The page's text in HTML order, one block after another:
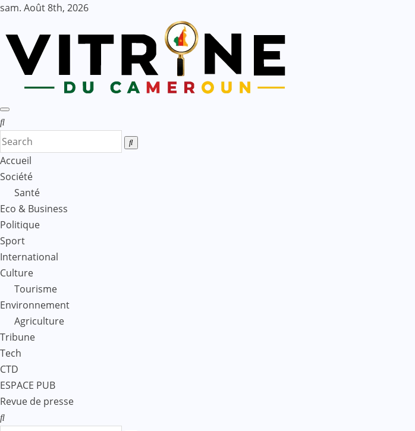
Skip
content
sam. Août 8th, 2026
Accueil
Société
Santé
Eco & Business
Politique
Sport
International
Culture
Tourisme
Environnement
Agriculture
Tribune
Tech
CTD
ESPACE PUB
Revue de presse